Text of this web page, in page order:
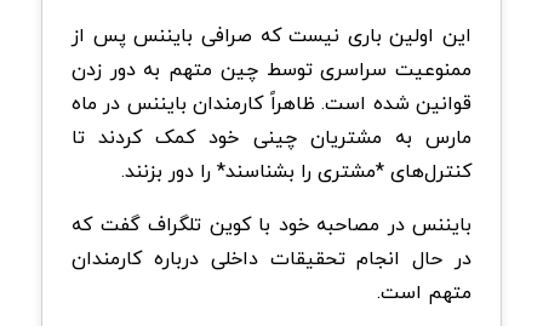
این اولین باری نیست که صرافی بایننس پس از
ممنوعیت سراسری توسط چین متهم به دور زدن
قوانین شده است. ظاهراً کارمندان بایننس در ماه
مارس به مشتریان چینی خود کمک کردند تا
کنترل‌های *مشتری را بشناسند* را دور بزنند.
بایننس در مصاحبه خود با کوین تلگراف گفت که
در حال انجام تحقیقات داخلی درباره کارمندان
متهم است.